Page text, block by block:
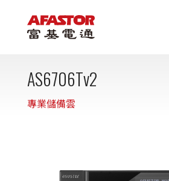
AS6706Tv2
專業儲備雲